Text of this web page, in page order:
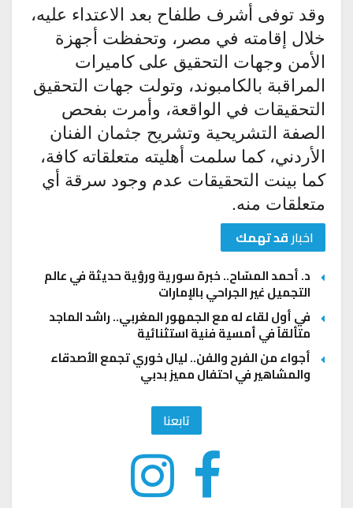
وقد توفى أشرف طلفاح بعد الاعتداء عليه،
خلال إقامته في مصر، وتحفظت أجهزة
الأمن وجهات التحقيق على كاميرات
المراقبة بالكامبوند، وتولت جهات التحقيق
التحقيقات في الواقعة، وأمرت بفحص
الصفة التشريحية وتشريح جثمان الفنان
الأردني، كما سلمت أهليته متعلقاته كافة،
كما بينت التحقيقات عدم وجود سرقة أي
متعلقات منه.
اخبارقد تهمك
د. أحمد المسّاح.. خبرة سورية ورؤية حديثة في عالم
التجميل غير الجراحي بالإمارات
في أول لقاء له مع الجمهور المغربي.. راشد الماجد
متألقاً في أمسية فنية استثنائية
أجواء من الفرح والفن.. ليال خوري تجمع الأصدقاء
والمشاهير في احتفال مميز بدبي
تابعنا